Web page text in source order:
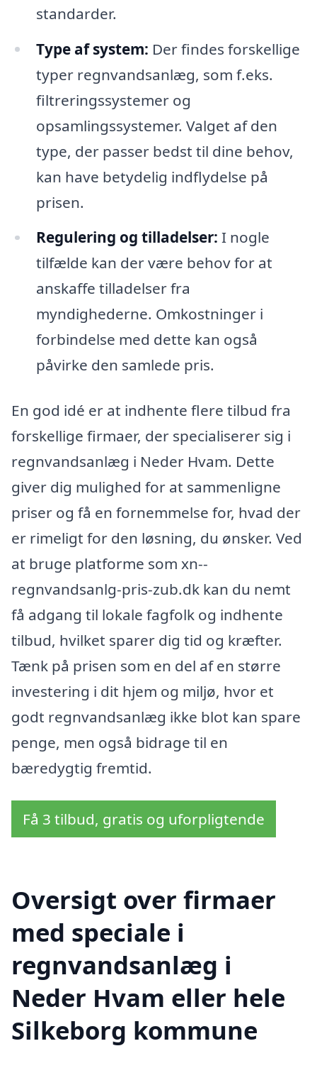
standarder.
Type af system: Der findes forskellige
typer regnvandsanlæg, som f.eks.
filtreringssystemer og
opsamlingssystemer. Valget af den
type, der passer bedst til dine behov,
kan have betydelig indflydelse på
prisen.
Regulering og tilladelser: I nogle
tilfælde kan der være behov for at
anskaffe tilladelser fra
myndighederne. Omkostninger i
forbindelse med dette kan også
påvirke den samlede pris.
En god idé er at indhente flere tilbud fra
forskellige firmaer, der specialiserer sig i
regnvandsanlæg i Neder Hvam. Dette
giver dig mulighed for at sammenligne
priser og få en fornemmelse for, hvad der
er rimeligt for den løsning, du ønsker. Ved
at bruge platforme som xn--
regnvandsanlg-pris-zub.dk kan du nemt
få adgang til lokale fagfolk og indhente
tilbud, hvilket sparer dig tid og kræfter.
Tænk på prisen som en del af en større
investering i dit hjem og miljø, hvor et
godt regnvandsanlæg ikke blot kan spare
penge, men også bidrage til en
bæredygtig fremtid.
Få 3 tilbud, gratis og uforpligtende
Oversigt over firmaer
med speciale i
regnvandsanlæg i
Neder Hvam eller hele
Silkeborg kommune